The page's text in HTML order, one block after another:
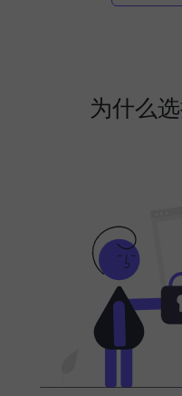
为什么